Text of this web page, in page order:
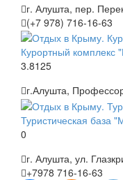
г. Алушта, пер.
(+7 978) 716-16-63
Курортный комплекс
3.8125
г.Алушта,
Туристическая база
0
г. Алушта, ул.
+7978 716-16-63